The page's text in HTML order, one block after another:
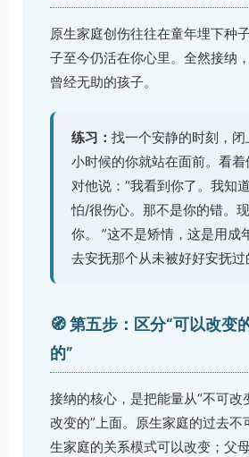
原生家庭创伤往往在童年埋下种
子至今仍活在你心里。全然接纳
曾经无助的孩子。
练习： 找一个安静的时刻，
小时候的你就站在面前。看着
对他说：“我看到你了。我知
怕/很伤心。那不是你的错。
你。 ”这不是矫情，这是用成
去安抚那个从未被好好安抚过
🧭 第五步：区分“可以改变
的”
接纳的核心，是把能量从“不可改
改变的”上面。原生家庭的过去不
生家庭的关系模式可以改变；父